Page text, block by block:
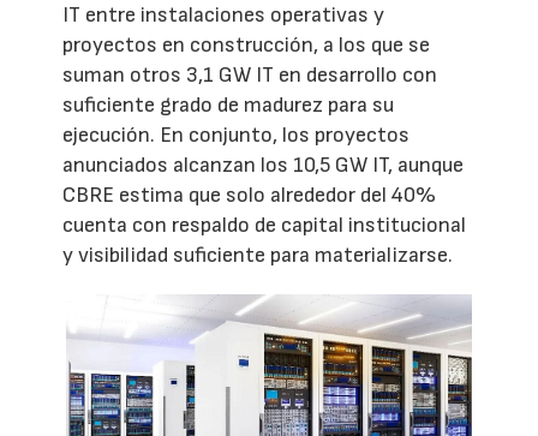
IT entre instalaciones operativas y
proyectos en construcción, a los que se
suman otros 3,1 GW IT en desarrollo con
suficiente grado de madurez para su
ejecución. En conjunto, los proyectos
anunciados alcanzan los 10,5 GW IT, aunque
CBRE estima que solo alrededor del 40%
cuenta con respaldo de capital institucional
y visibilidad suficiente para materializarse.